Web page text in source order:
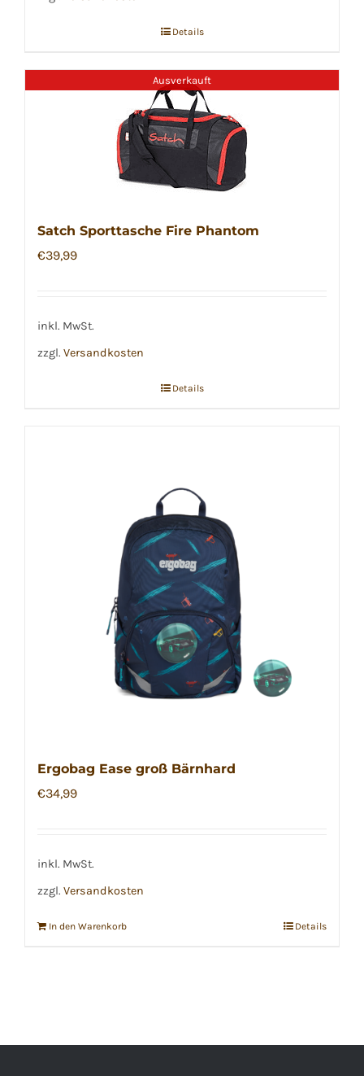
Details
Ausverkauft
Satch Sporttasche Fire Phantom
€39,99
inkl. MwSt.
zzgl. Versandkosten
Details
Ergobag Ease groß Bärnhard
€34,99
inkl. MwSt.
zzgl. Versandkosten
In den Warenkorb Details